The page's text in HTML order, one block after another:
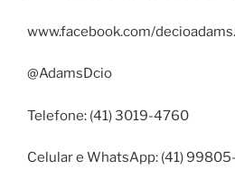
www.facebook.com/
@AdamsDcio
Telefone: (41) 3019-4760
Celular e WhatsApp: (41)